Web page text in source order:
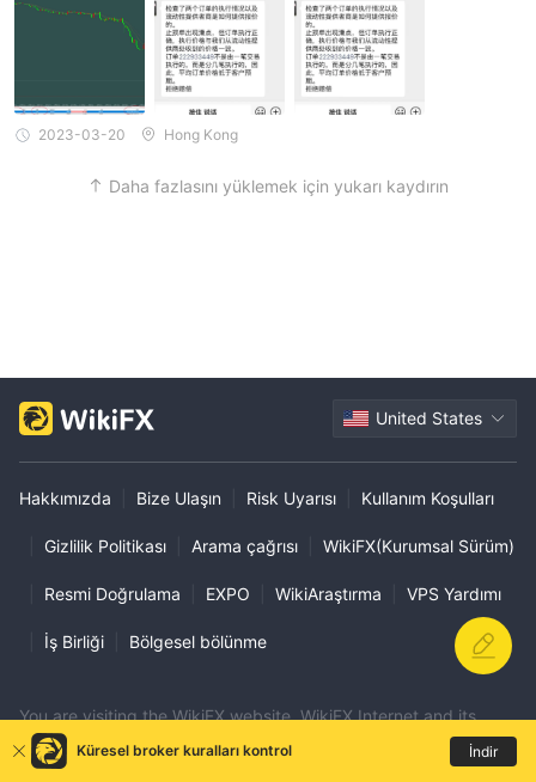
2023-03-20 Hong Kong
Daha fazlasını yüklemek için yukarı kaydırın
United States
Hakkımızda Bize Ulaşın Risk Uyarısı Kullanım Koşulları
Gizlilik Politikası Arama çağrısı WikiFX(Kurumsal Sürüm)
Resmi Doğrulama EXPO WikiAraştırma VPS Yardımı
İş Birliği Bölgesel bölünme
You are visiting the WikiFX website. WikiFX Internet and its
mobile products are an enterprise information searching tool for
global users. When using WikiFX products, users should
Küresel broker kuralları kontrol İndir